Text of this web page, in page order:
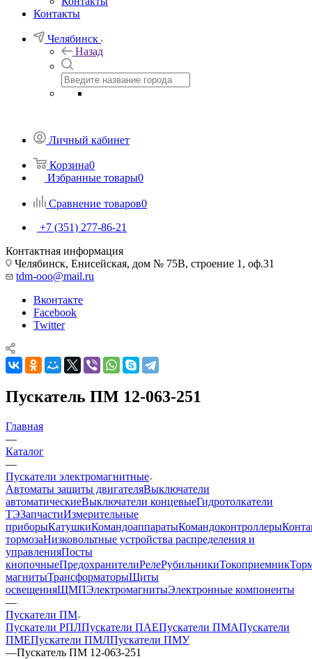
Контакты
Челябинск
Назад
Личный кабинет
Корзина0
Избранные товары0
Сравнение товаров0
+7 (351) 277-86-21
Контактная информация
Челябинск, Енисейская, дом № 75В, строение 1, оф.31
tdm-ooo@mail.ru
Вконтакте
Facebook
Twitter
Пускатель ПМ 12-063-251
Главная
—
Каталог
—
Пускатели электромагнитные
Автоматы защиты двигателяВыключатели
автоматическиеВыключатели концевыеГидротолкатели
ТЭЗапчастиИзмерительные
приборыКатушкиКомандоаппаратыКомандоконтроллеры
тормозаНизковольтные устройства распределения и
управленияПосты
кнопочныеПредохранителиРелеРубильникиТокоприемник
магнитыТрансформаторыЩиты
освещенияЩМПЭлектромагнитыЭлектронные компоненты
—
Пускатели ПМ
Пускатели РПЛПускатели ПАЕПускатели ПМАПускатели
ПМЕПускатели ПМЛПускатели ПМУ
—Пускатель ПМ 12-063-251